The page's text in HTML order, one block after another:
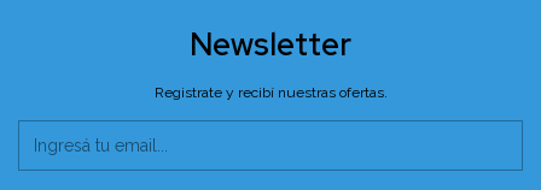
Newsletter
Registrate y recibí nuestras ofertas.